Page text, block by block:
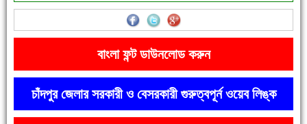
'বাংলা সাহিত্যানুরাগীরা তাঁর অবদানকে চিরকাল স্মরণ করবে'
বাংলা ফন্ট ডাউনলোড করুন
চাঁদপুর জেলার সরকারী ও বেসরকারী গুরুত্বপূর্ন ওয়েব লিঙ্ক